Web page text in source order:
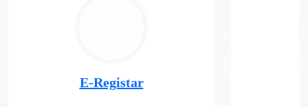
E-Registar